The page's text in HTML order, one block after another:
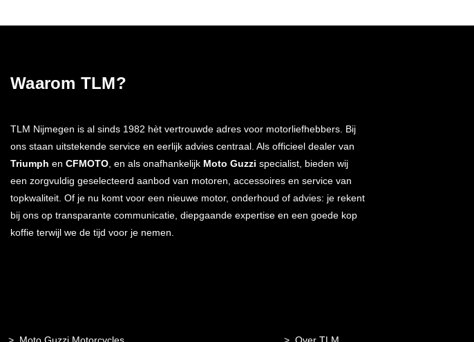
Waarom TLM?
TLM Nijmegen is al sinds 1982 hèt vertrouwde adres voor motorliefhebbers. Bij
ons staan uitstekende service en eerlijk advies centraal. Als officieel dealer van
Triumph en CFMOTO , en als onafhankelijk Moto Guzzi specialist, bieden wij
een zorgvuldig geselecteerd aanbod van motoren, accessoires en service van
topkwaliteit. Of je nu komt voor een nieuwe motor, onderhoud of advies: je rekent
bij ons op transparante communicatie, diepgaande expertise en een goede kop
koffie terwijl we de tijd voor je nemen.